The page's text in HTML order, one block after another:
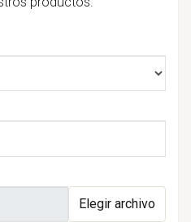
Elegir archivo